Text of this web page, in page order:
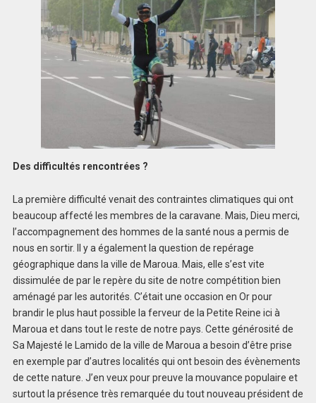
Des difficultés rencontrées ?
La première difficulté venait des contraintes climatiques qui ont
beaucoup affecté les membres de la caravane. Mais, Dieu merci,
l’accompagnement des hommes de la santé nous a permis de
nous en sortir. Il y a également la question de repérage
géographique dans la ville de Maroua. Mais, elle s’est vite
dissimulée de par le repère du site de notre compétition bien
aménagé par les autorités. C’était une occasion en Or pour
brandir le plus haut possible la ferveur de la Petite Reine ici à
Maroua et dans tout le reste de notre pays. Cette générosité de
Sa Majesté le Lamido de la ville de Maroua a besoin d’être prise
en exemple par d’autres localités qui ont besoin des évènements
de cette nature. J’en veux pour preuve la mouvance populaire et
surtout la présence très remarquée du tout nouveau président de